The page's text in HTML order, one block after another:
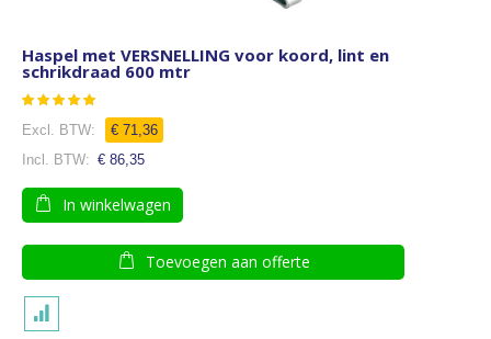
Haspel met VERSNELLING voor koord, lint en
schrikdraad 600 mtr
Waardering:
100
100
€ 71,36
€ 86,35
In winkelwagen
Toevoegen aan offerte